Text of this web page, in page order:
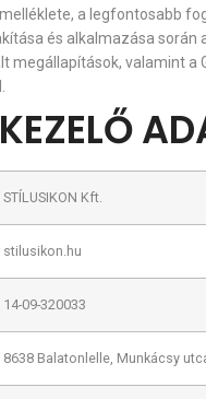
a legfontosabb
és alkalmazása
megállapítások, valamint a
STÍLUSIKON Kft.
stilusikon.hu
14-09-320033
8638 Balatonlelle, Munkácsy